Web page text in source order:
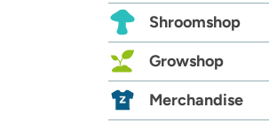
Garden of Green
GeneSeeds
G13 Labs
Grass-O-Matic
Shroomshop
Growshop
Merchandise